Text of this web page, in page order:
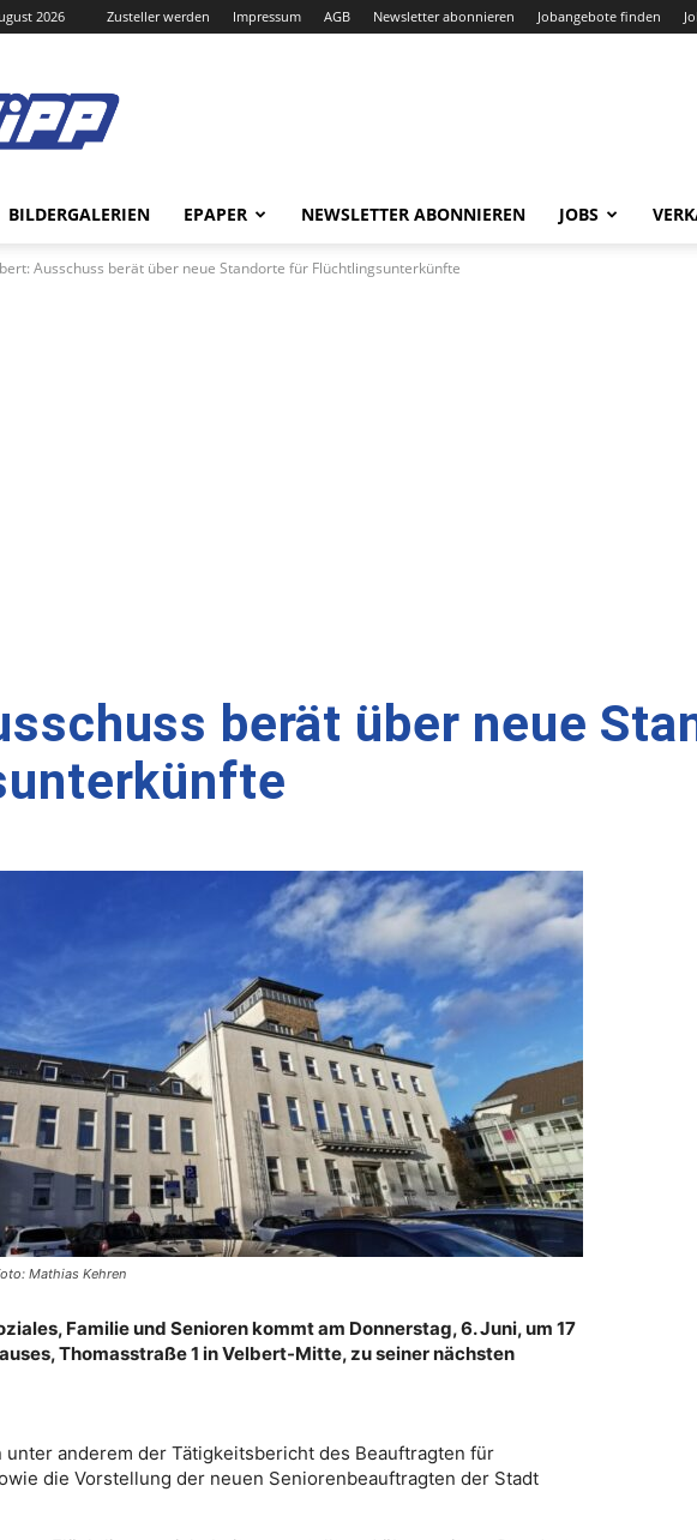
2026 Zusteller werden Impressum AGB Newsletter abonnieren Jobangebote finden
BILDERGALERIEN EPAPER NEWSLETTER ABONNIEREN JOBS
Ausschuss berät über neue Standorte für Flüchtlingsunterkünfte
berät über neue
Mathias Kehren
Familie und Senioren kommt am Donnerstag, 6. Juni, um 17
Thomasstraße 1 in Velbert-Mitte, zu seiner nächsten
anderem der Tätigkeitsbericht des Beauftragten für
die Vorstellung der neuen Seniorenbeauftragten der Stadt